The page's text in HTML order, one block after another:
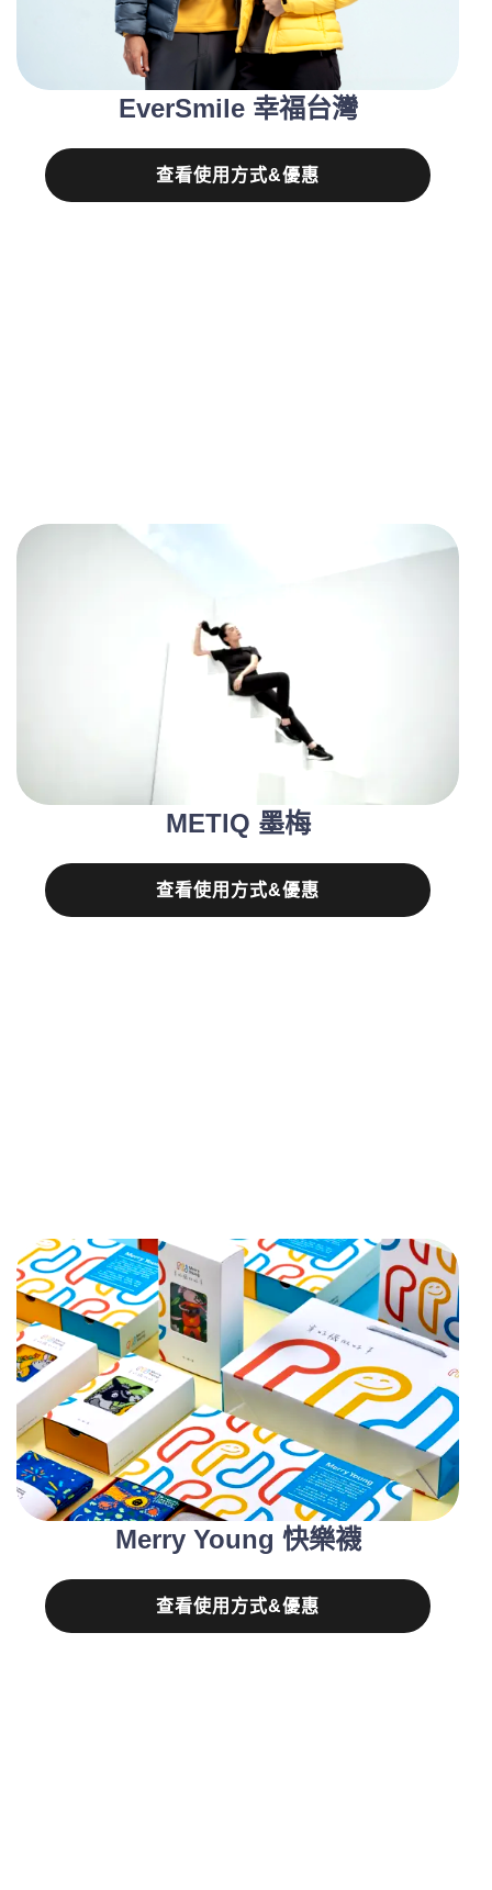
EverSmile 幸福台灣
查看使用方式&優惠
METIQ 墨梅
查看使用方式&優惠
Merry Young 快樂襪
查看使用方式&優惠